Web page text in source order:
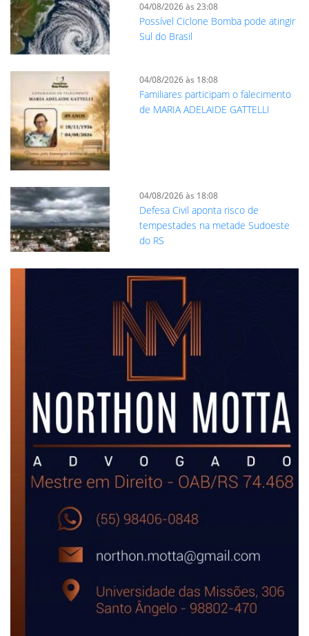
04/08/2026 às 23:08
Possível Ciclone Bomba pode atingir
Sul do Brasil
04/08/2026 às 18:08
Familiares participam o falecimento
de MARIA ADELAIDE GATTELLI
04/08/2026 às 18:08
Defesa Civil aponta risco de
tempestades na metade Sudoeste
do RS